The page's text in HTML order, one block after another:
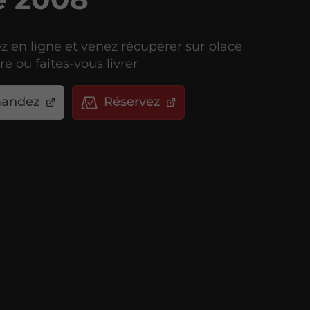
en ligne et venez récupérer sur place
ou faites-vous livrer
Réservez